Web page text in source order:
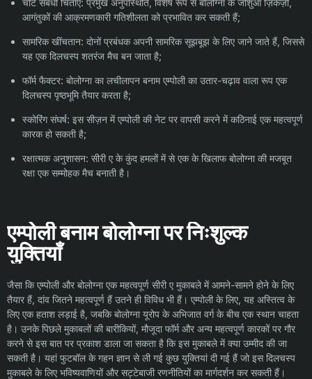
आगंतुकों की आक्रमणकारी गतिशीलता को प्रभावित कर सकती हैं;
सामरिक खींचतान: दोनों प्रबंधक अपनी सामरिक सूझबूझ के लिए जाने जाते हैं, जिससे
यह एक दिलचस्प शतरंज मैच बन जाता है;
फॉर्म फैक्टर: बोलोग्ना का लचीलापन बनाम एम्पोली का उतार-चढ़ाव वाला रूप एक
दिलचस्प पृष्ठभूमि तैयार करता है;
स्कोरिंग संघर्ष: इस सीज़न में एम्पोली की नेट पर वापसी करने में कठिनाई एक महत्वपूर्ण
कारक हो सकती है;
रक्षात्मक अनुशासन: सीरी ए के कुंद हमलों में से एक के खिलाफ बोलोग्ना की मजबूत
रक्षा एक सम्मोहक मैच बनाती है।
एम्पोली बनाम बोलोग्ना पर निःशुल्क
युक्तियाँ
जैसा कि एम्पोली और बोलोग्ना एक महत्वपूर्ण सीरी ए मुकाबले में आमने-सामने होने के लिए
तैयार हैं, दांव जितने महत्वपूर्ण हैं उतने ही विविध भी हैं। एम्पोली के लिए, यह अस्तित्व के
लिए एक हताश लड़ाई है, जबकि बोलोग्ना यूरोप के अभिजात वर्ग के बीच एक स्थान चाहता
है। उनके पिछले मुकाबलों की बारीकियों, मौजूदा फॉर्म और अन्य महत्वपूर्ण कारकों पर गौर
करने से इस बात पर प्रकाश डाला जा सकता है कि इस मुकाबले में क्या उम्मीद की जा
सकती है। यहां फुटबॉल के गहन ज्ञान से ली गई कुछ युक्तियां दी गई हैं जो इस दिलचस्प
मुकाबले के लिए भविष्यवाणियों और सट्टेबाजी रणनीतियों का मार्गदर्शन कर सकती हैं।